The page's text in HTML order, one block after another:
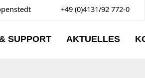
+49 (0)4131/92 772-0
SUPPORT AKTUELLES